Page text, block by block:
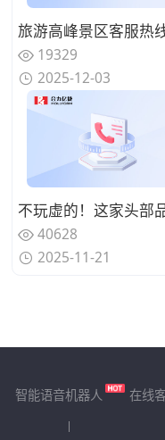
19329
2025-12-03
40628
2025-11-21
智能语音机器人 在线